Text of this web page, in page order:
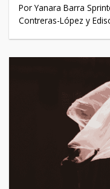
Por Yanara Barra
Contreras-López y